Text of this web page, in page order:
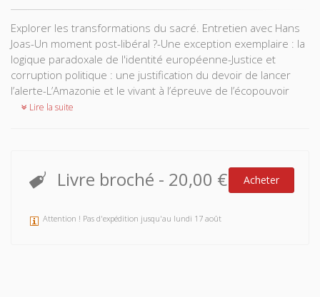
Explorer les transformations du sacré. Entretien avec Hans
Joas-Un moment post-libéral ?-Une exception exemplaire : la
logique paradoxale de l'identité européenne-Justice et
corruption politique : une justification du devoir de lancer
l’alerte-L’Amazonie et le vivant à l’épreuve de l’écopouvoir
Lire la suite
Livre broché - 20,00 € Acheter
Attention ! Pas d'expédition jusqu'au lundi 17 août